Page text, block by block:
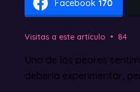
Facebook 170
Visitas a este artículo 84
Uno de los peores
debería experimentar,